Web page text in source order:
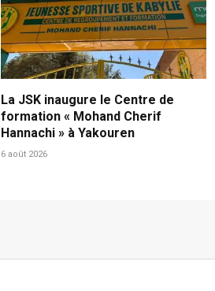
La JSK inaugure le Centre de
formation « Mohand Cherif
Hannachi » à Yakouren
6 août 2026